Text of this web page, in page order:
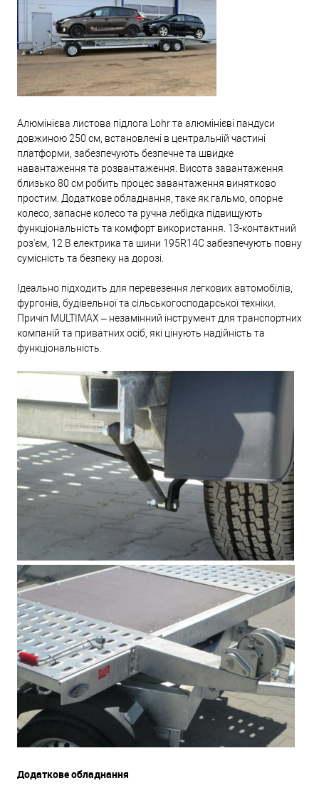
Алюмінієва листова підлога Lohr та алюмінієві пандуси
довжиною 250 см, встановлені в центральній частині
платформи, забезпечують безпечне та швидке
навантаження та розвантаження. Висота завантаження
близько 80 см робить процес завантаження винятково
простим. Додаткове обладнання, таке як гальмо, опорне
колесо, запасне колесо та ручна лебідка підвищують
функціональність та комфорт використання. 13-контактний
роз'єм, 12 В електрика та шини 195R14C забезпечують повну
сумісність та безпеку на дорозі.
Ідеально підходить для перевезення легкових автомобілів,
фургонів, будівельної та сільськогосподарської техніки.
Причіп MULTIMAX – незамінний інструмент для транспортних
компаній та приватних осіб, які цінують надійність та
функціональність.
Додаткове обладнання